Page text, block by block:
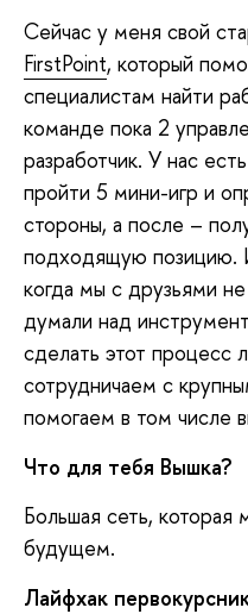
Сейчас у меня свой
FirstPoint, который
специалистам найти
команде пока 2
разработчик. У нас
пройти 5 мини-игр и
стороны, а после –
подходящую позицию.
когда мы с друзьями
думали над
сделать этот процесс
сотрудничаем с
помогаем в том числе
Что для тебя Вышка?
Большая сеть,
будущем.
Лайфхак